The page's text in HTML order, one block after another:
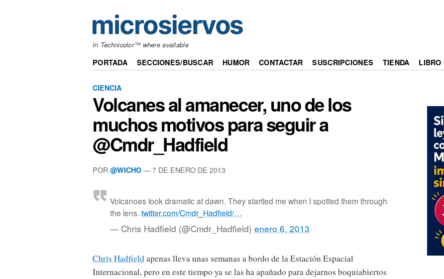
In Technicolor™ where available
PORTADA SECCIONES/BUSCAR HUMOR CONTACTAR SUSCRIPCIONES TIENDA LIBRO
CIENCIA
Volcanes al amanecer, uno de los
muchos motivos para seguir a
@Cmdr_Hadfield
POR @WICHO — 7 DE ENERO DE 2013
Volcanoes look dramatic at dawn. They startled me when I spotted them through
the lens. twitter.com/Cmdr_Hadfield/…
— Chris Hadfield (@Cmdr_Hadfield) enero 6, 2013
Chris Hadfieldapenas lleva unas semanas a bordo de la Estación Espacial
Internacional, pero en este tiempo ya se las ha apañado para dejarnos boquiabiertos